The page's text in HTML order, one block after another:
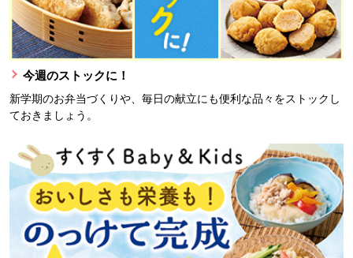
今週のストックに！
新学期のお弁当づくりや、毎日の献立にも便利な品々をストックし
ておきましょう。